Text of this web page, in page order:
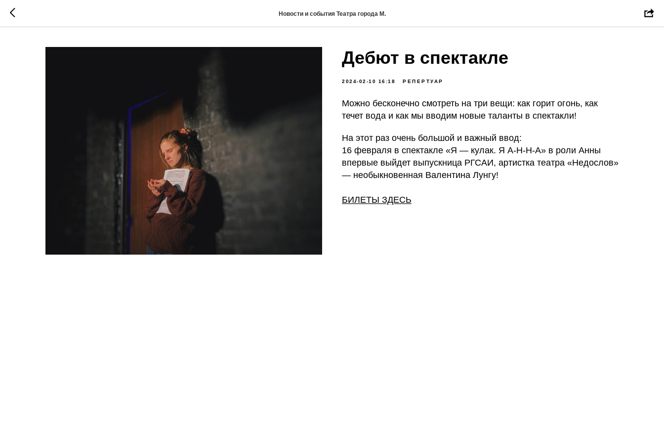
Новости и события Театра города М.
Дебют в спектакле
2024-02-10 16:18 РЕПЕРТУАР
Можно бесконечно смотреть на три вещи: как горит огонь, как
течет вода и как мы вводим новые таланты в спектакли!
На этот раз очень большой и важный ввод:
16 февраля в спектакле «Я — кулак. Я А-Н-Н-А» в роли Анны
впервые выйдет выпускница РГСАИ, артистка театра «Недослов»
— необыкновенная Валентина Лунгу!
БИЛЕТЫ ЗДЕСЬ